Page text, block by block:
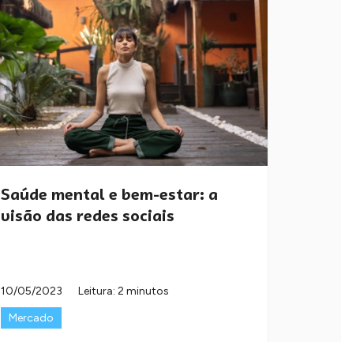
Saúde mental e bem-estar: a
visão das redes sociais
10/05/2023
Leitura: 2 minutos
Mercado